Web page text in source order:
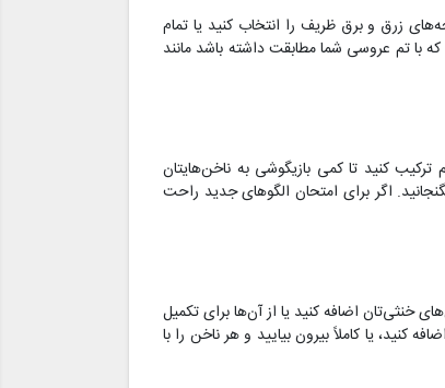
زرق و برق ظریف را انتخاب کنید یا تمام
با تم عروسی شما مطابقت داشته باشد مانند
کنید تا کمی بازیگوشی به ناخن‌هایتان
اگر برای امتحان الگوهای جدید راحت
خنثی‌تان اضافه کنید یا از آن‌ها برای تکمیل
یا کاملاً بیرون بیایید و هر ناخن را با